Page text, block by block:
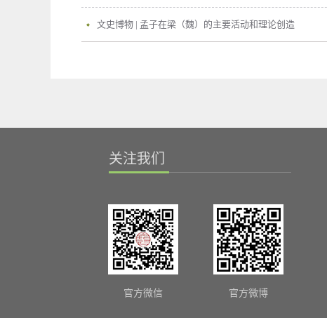
文史博物 | 孟子在梁（魏）的主要活动和理论创造
关注我们
官方微信 官方微博